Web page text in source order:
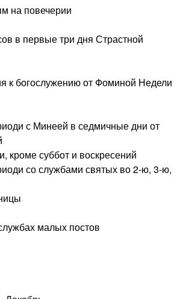
на повечерии
в первые три дня Страстной
к богослужению от Фоминой Недели
с Минеей в седмичные дни от
кроме суббот и воскресений
со службами святых во 2-ю, 3-ю,
малых постов